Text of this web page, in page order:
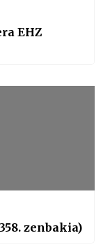
EHZ
zenbakia)